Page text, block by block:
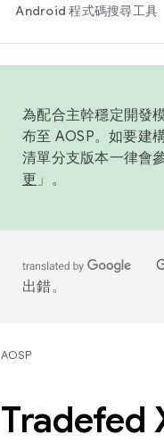
Android 程式碼搜尋工具
為配合主幹穩定開發
布至 AOSP。如要建
清單分支版本一律會
更 」。
出錯。
AOSP
Tradefed